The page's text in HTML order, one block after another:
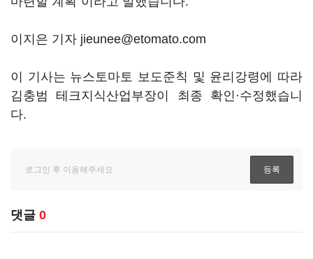
이지은 기자 jieunee@etomato.com
이 기사는 뉴스토마토 보도준칙 및 윤리강령에 따라
김충범 테크지식산업부장이 최종 확인·수정했습니
다.
댓글 0